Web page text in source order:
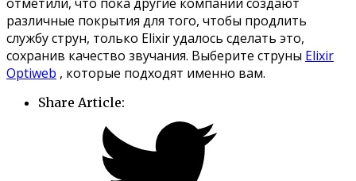
различные покрытия для того, чтобы продлить
службу струн, только Elixir удалось сделать это,
сохранив качество звучания. Выберите струны Elixir
Optiweb , которые подходят именно вам.
Share Article: